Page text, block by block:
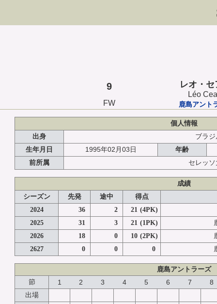
9 レオ・セ
Léo
FW
鹿島アント
個人情報
出身
ブラジ
生年月日
1995年02月03日
年齢
前所属
セレッソ
成績
シーズン
先発 途中
得点
2024
36 2 21 (4PK)
2025
31 3 21 (1PK)
2026
18 0 10 (2PK)
2627
0 0 0
鹿島アントラーズ
節
1 2 3 4 5 6 7 8
出場